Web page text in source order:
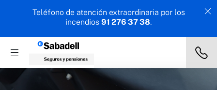
Teléfono de atención extraordinaria por los
incendios 91 276 37 38.